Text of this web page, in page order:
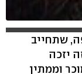
שתחייב
יזכה
וממתין